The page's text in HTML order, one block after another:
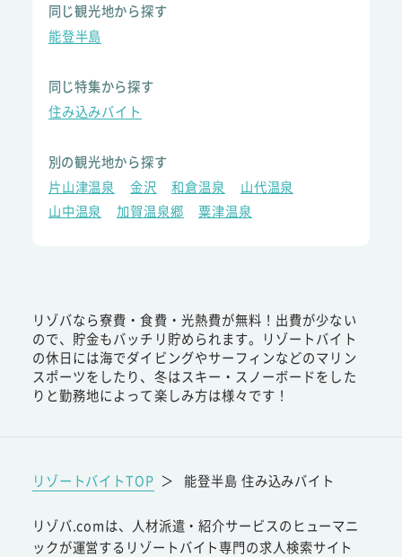
同じ観光地から探す
能登半島
同じ特集から探す
住み込みバイト
別の観光地から探す
片山津温泉
金沢 和倉温泉
山代温泉
山中温泉
加賀温泉郷 粟津温泉
リゾバなら寮費・食費・光熱費が無料！出費が少ない
ので、貯金もバッチリ貯められます。リゾートバイト
の休日には海でダイビングやサーフィンなどのマリン
スポーツをしたり、冬はスキー・スノーボードをした
りと勤務地によって楽しみ方は様々です！
リゾートバイトTOP ＞ 能登半島 住み込みバイト
リゾバ.comは、人材派遣・紹介サービスのヒューマニ
ックが運営するリゾートバイト専門の求人検索サイト